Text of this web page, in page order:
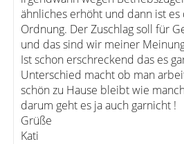
ähnliches erhöht und dann ist es
Ordnung. Der Zuschlag soll für
und das sind wir meiner
Ist schon erschreckend das es
Unterschied macht ob man
schön zu Hause bleibt wie
darum geht es ja auch garnicht !
Grüße
Kati